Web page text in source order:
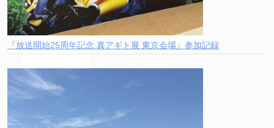
『放送開始25周年記念 真アギト展 東京会場』参加記録